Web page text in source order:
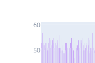
50
60